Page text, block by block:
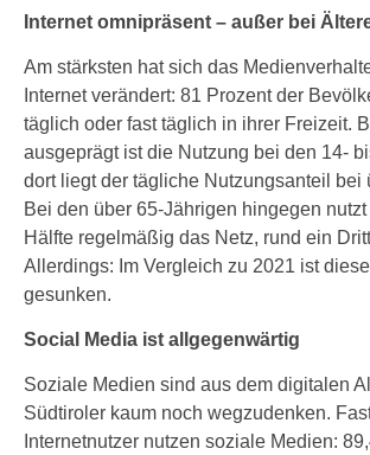
Internet omnipräsent – außer bei
Am stärksten hat sich das
Internet verändert: 81 Prozent der
täglich oder fast täglich in ihrer Freizeit.
ausgeprägt ist die Nutzung bei den 14-
dort liegt der tägliche Nutzungsanteil bei
Bei den über 65-Jährigen hingegen
Hälfte regelmäßig das Netz, rund ein
Allerdings: Im Vergleich zu 2021 ist
gesunken.
Social Media ist allgegenwärtig
Soziale Medien sind aus dem digitalen
Südtiroler kaum noch wegzudenken.
Internetnutzer nutzen soziale Medien: